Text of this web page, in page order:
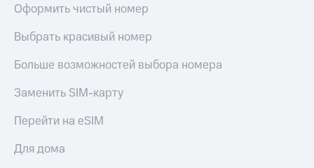
Оформить чистый номер
Выбрать красивый номер
Больше возможностей выбора номера
Заменить SIM-карту
Перейти на eSIM
Для дома